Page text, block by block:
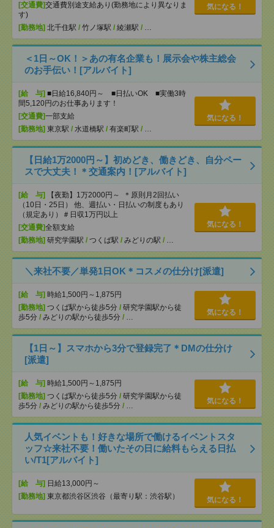
[交通費]交通費別途支給あり(勤務地により異なりま
す)
[勤務地] 北千住駅 / 竹ノ塚駅 / 綾瀬駅 / …
気になる！
＜1日～OK！＞あの有名企業も！展示会や株主総会
のお手伝い！[アルバイト]
[給 与] ■日給16,840円～ ■日払いOK ■実働3時
間5,120円のお仕事あります！
[交通費]一部支給
[勤務地] 東京駅 / 水道橋駅 / 有楽町駅 / …
気になる！
【日給1万2000円～】初めどき、働きどき、自分ペー
スで大丈夫！＊交通案内！[アルバイト]
[給 与]
【夜勤】1万2000円～ ＊原則月2回払い
（10日・25日） 他、週払い・日払いの制度もあり
（規定あり）＃日収1万円以上
[交通費]全額支給
[勤務地] 研究学園駅 / つくば駅 / みどりの駅 / …
気になる！
＼来社不要／単発1日OK＊コスメの仕分け[派遣]
[給 与] 時給1,500円～1,875円
[勤務地] つくば駅から徒歩5分 / 研究学園駅から徒
歩5分 / みどりの駅から徒歩5分 / …
気になる！
【1日～】スマホから3分で登録完了＊DMの仕分け
[派遣]
[給 与] 時給1,500円～1,875円
[勤務地] つくば駅から徒歩5分 / 研究学園駅から徒
歩5分 / みどりの駅から徒歩5分 / …
気になる！
人気イベントも！好きな場所で働けるイベントスタ
ッフ☆来社不要！働いたその日に給料もらえる日払
い/T1[アルバイト]
[給 与] 日給13,000円～
[勤務地] 東京都渋谷区渋谷（最寄り駅：渋谷駅） 気になる！